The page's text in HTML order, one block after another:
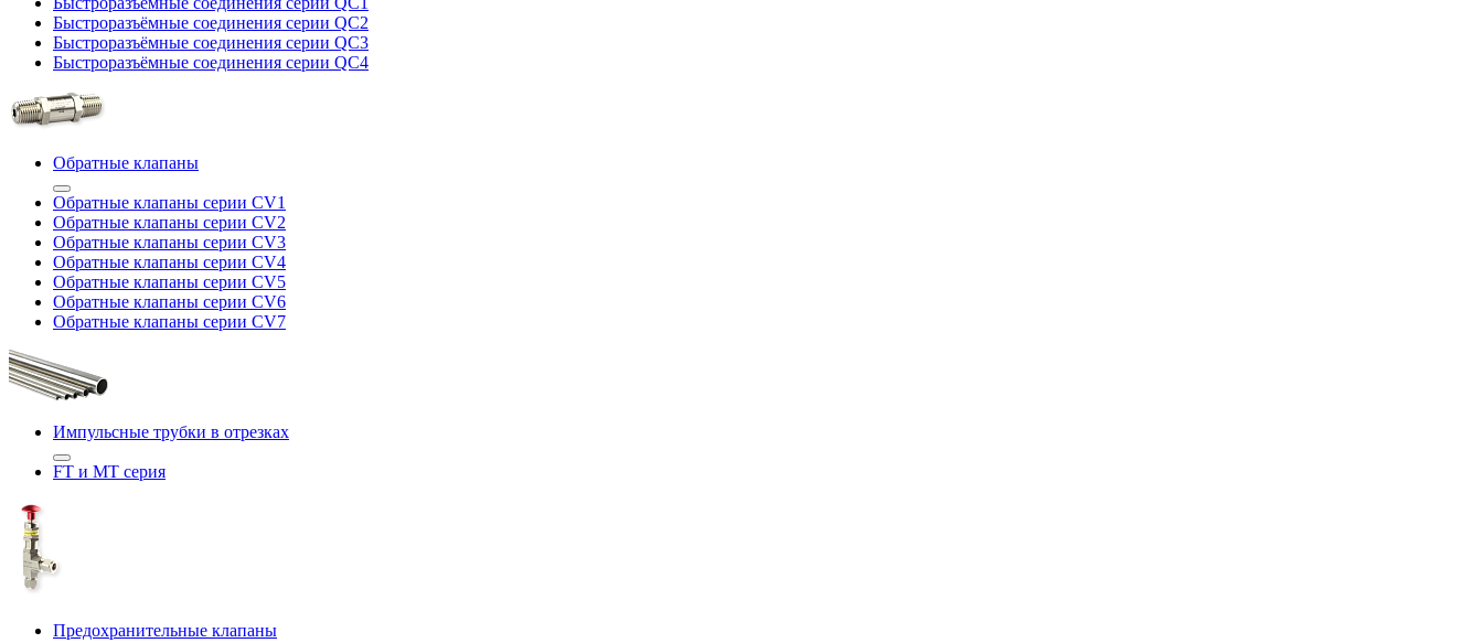
Быстроразъёмные соединения серии QC2
Быстроразъёмные соединения серии QC3
Быстроразъёмные соединения серии QC4
Обратные клапаны
Обратные клапаны серии CV1
Обратные клапаны серии CV2
Обратные клапаны серии CV3
Обратные клапаны серии CV4
Обратные клапаны серии CV5
Обратные клапаны серии CV6
Обратные клапаны серии CV7
Импульсные трубки в отрезках
FT и MT серия
Предохранительные клапаны